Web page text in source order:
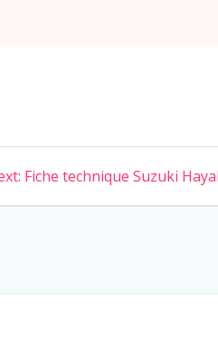
Next
Fiche technique Suzuki